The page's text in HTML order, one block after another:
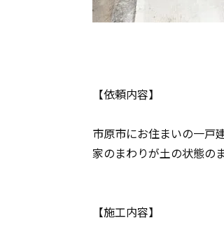
【依頼内容】
市原市にお住まいの一戸
家のまわりが土の状態の
【施工内容】